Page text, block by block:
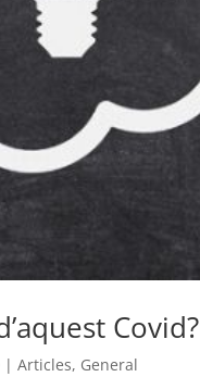
Covid?
|Articles, General